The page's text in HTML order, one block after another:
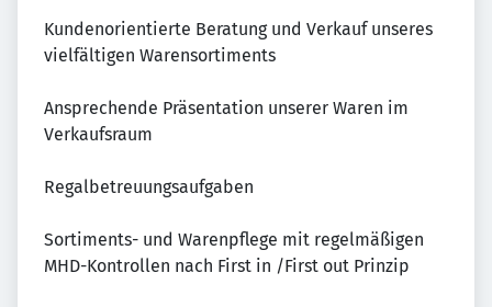
Kundenorientierte Beratung und Verkauf unseres
vielfältigen Warensortiments
Ansprechende Präsentation unserer Waren im
Verkaufsraum
Regalbetreuungsaufgaben
Sortiments- und Warenpflege mit regelmäßigen
MHD-Kontrollen nach First in /First out Prinzip